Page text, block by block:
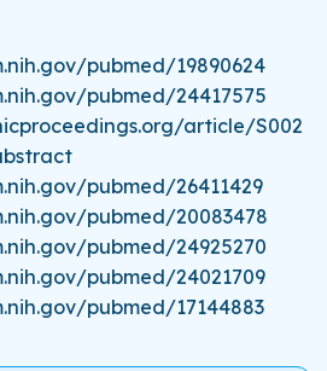
pubmed/19890624
pubmed/24417575
article/S002
pubmed/26411429
pubmed/20083478
pubmed/24925270
pubmed/24021709
pubmed/17144883